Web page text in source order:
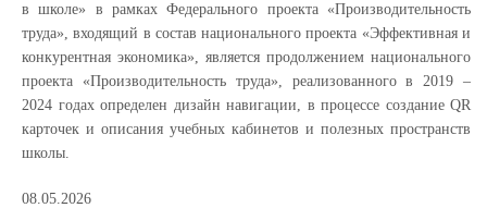
в школе» в рамках Федерального проекта «Производительность
труда», входящий в состав национального проекта «Эффективная и
конкурентная экономика», является продолжением национального
проекта «Производительность труда», реализованного в 2019 –
2024 годах определен дизайн навигации, в процессе создание QR
карточек и описания учебных кабинетов и полезных пространств
школы.
08.05.2026